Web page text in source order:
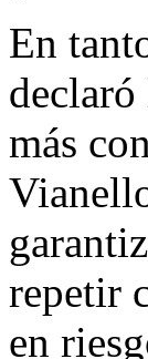
En
más
repetir
en